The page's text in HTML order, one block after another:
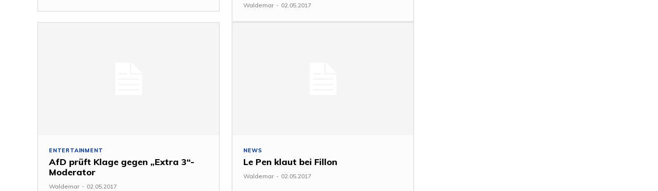
Waldemar - 02.05.2017
ENTERTAINMENT
AfD prüft Klage gegen „Extra 3“-
Moderator
Waldemar - 02.05.2017
NEWS
Le Pen klaut bei Fillon
Waldemar - 02.05.2017